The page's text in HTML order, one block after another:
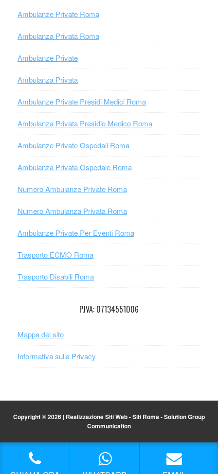
Ambulanze Private Roma
Ambulanza Privata Roma
Ambulanze Private
Ambulanza Privata
Ambulanze Private Presidi Medici Roma
Ambulanza Privata Presidio Medico Roma
Ambulanze Private Ospedali Roma
Ambulanza Privata Ospedale Roma
Numero Ambulanze Private Roma
Numero Ambulanza Privata Roma
Ambulanze Private Per Eventi Roma
Trasporto ECMO Roma
Trasporto Disabili Roma
P.IVA: 07134551006
Mappa del sito
Informativa sulla Privacy
Copyright © 2026 | Realizzazione Siti Web-Siti Roma-Solution Group
Communication